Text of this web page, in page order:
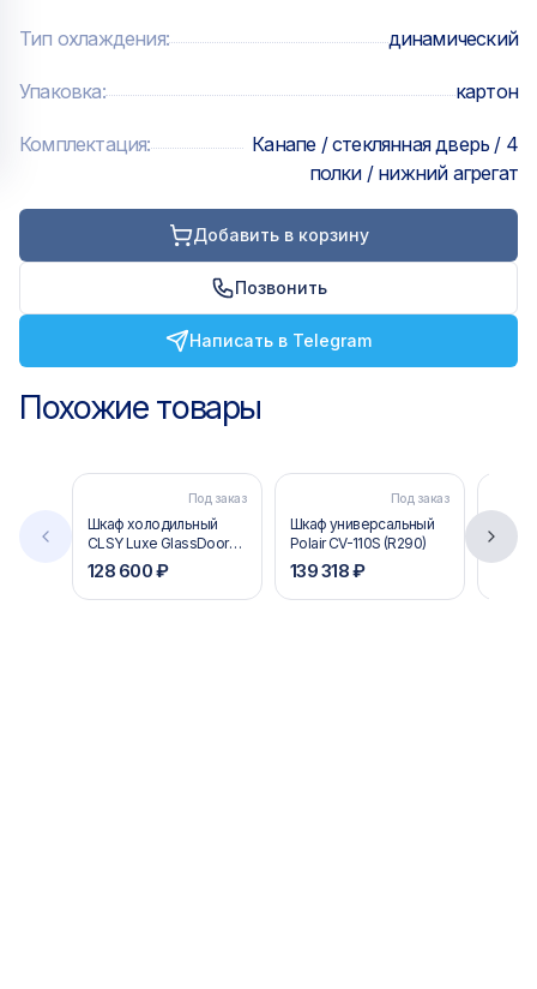
Тип охлаждения: динамический
Упаковка: картон
Комплектация:
Канапе / стеклянная дверь / 4
полки / нижний агрегат
Добавить в корзину
Позвонить
Написать в Telegram
Похожие товары
Под заказ
Шкаф холодильный
CLSY Luxe GlassDoor
1000
128 600 ₽
Под заказ
Шкаф универсальный
Polair CV-110S (R290)
139 318 ₽ 66